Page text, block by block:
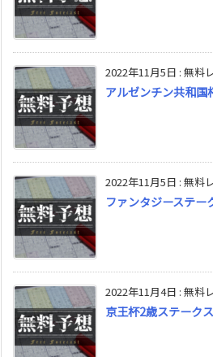
2022年11月5日 : 無料
アルゼンチン共和
2022年11月5日 : 無料
ファンタジーステ
2022年11月4日 : 無料
京王杯2歳ステーク